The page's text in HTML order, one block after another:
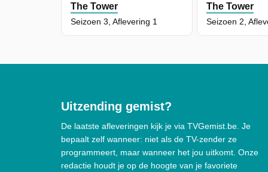
The Tower
Seizoen 3, Aflevering 1
The Tower
Seizoen 2,
Uitzending gemist?
De laatste afleveringen kijk je via TVGemist.be. Je
bepaalt zelf wanneer: niet als de TV-zender ze
programmeert, maar wanneer het jou uitkomt. Onze
redactie houdt je op de hoogte van je favoriete